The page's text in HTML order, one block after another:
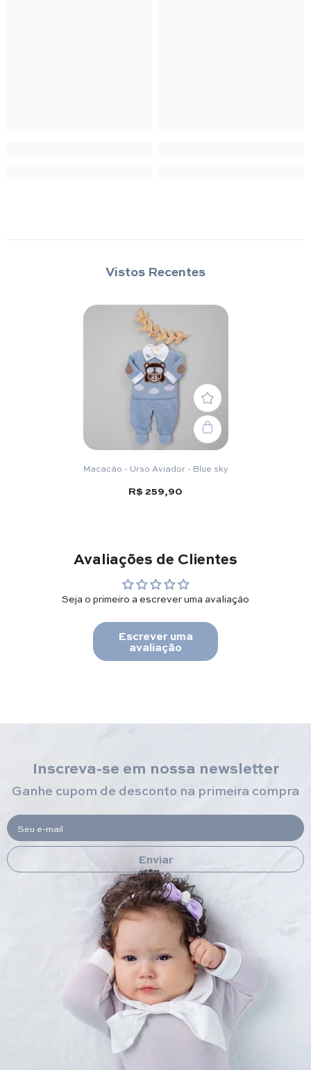
Vistos Recentes
Macacão - Urso Aviador - Blue sky
R$ 259,90
Avaliações de Clientes
Seja o primeiro a escrever uma avaliação
Escrever uma
avaliação
Inscreva-se em nossa newsletter
Ganhe cupom de desconto na primeira compra
Seu e-mail
Enviar